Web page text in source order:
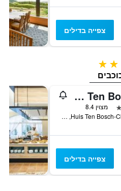
צפייה בדילים
3 כוכבים
Hotel Rotterdam Huis Ten Bosch
מצוין 8.4
Huis Ten Bosch-Cho 6-5, סאסבו, יפן
צפייה בדילים